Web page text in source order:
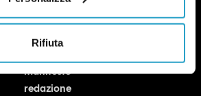
Rifiuta
manifesto
redazione